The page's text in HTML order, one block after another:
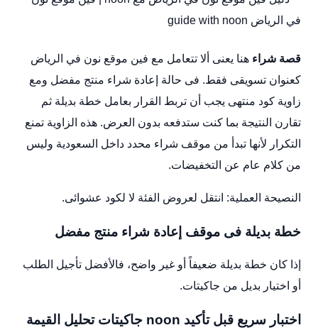
قصة شراء هنا يعنى ألا تتعامل مع فين موقع نون في الرياض
كعنوان تسويقى فقط. فى حالة إعادة شراء منتج مفضل ومع
زاوية كود منتهى يجب أن تربط القرار بعامل خطة بديلة ثم
تقارن النتيجة بما كنت ستدفعه بدون العرض. هذه الزاوية تمنع
التكرار لأنها تبدأ من موقف شراء محدد داخل السعودية وليس
من كلام عام عن التخفيضات.
النصيحة العملية: انتقل لعروض الفئة لا لكود عشوائى.
خطة بديلة فى موقف إعادة شراء منتج مفضل
إذا كان خطة بديلة ضعيفاً أو غير واضح، فالأفضل تأجيل الطلب
أو اختيار بديل من جاكيتات.
اختبار سريع قبل تأكيد noon جاكيتات تحليل القيمة